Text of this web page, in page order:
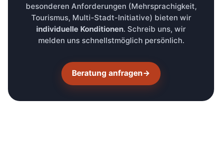
besonderen Anforderungen (Mehrsprachigkeit,
Tourismus, Multi-Stadt-Initiative) bieten wir
individuelle Konditionen. Schreib uns, wir
melden uns schnellstmöglich persönlich.
Beratung anfragen→